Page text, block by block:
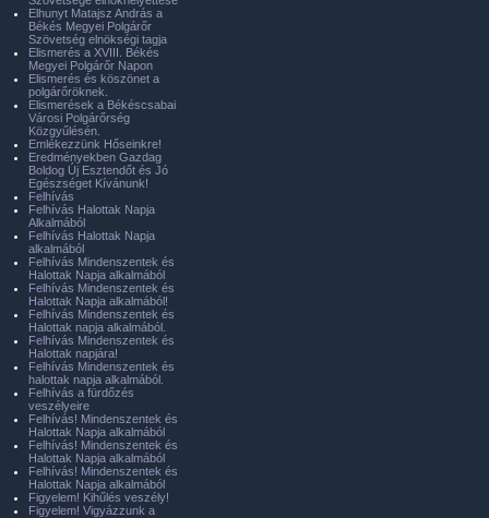
Elhunyt Matajsz András a
Békés Megyei Polgárőr
Szövetség elnökségi tagja
Elismerés a XVIII. Békés
Megyei Polgárőr Napon
Elismerés és köszönet a
polgárőröknek.
Elismerések a Békéscsabai
Városi Polgárőrség
Közgyűlésén.
Emlékezzünk Hőseinkre!
Eredményekben Gazdag
Boldog Új Esztendőt és Jó
Egészséget Kívánunk!
Felhívás
Felhívás Halottak Napja
Alkalmából
Felhívás Halottak Napja
alkalmából
Felhívás Mindenszentek és
Halottak Napja alkalmából
Felhívás Mindenszentek és
Halottak Napja alkalmából!
Felhívás Mindenszentek és
Halottak napja alkalmából.
Felhívás Mindenszentek és
Halottak napjára!
Felhívás Mindenszentek és
halottak napja alkalmából.
Felhívás a fürdőzés
veszélyeire
Felhívás! Mindenszentek és
Halottak Napja alkalmából
Felhívás! Mindenszentek és
Halottak Napja alkalmából
Felhívás! Mindenszentek és
Halottak Napja alkalmából
Figyelem! Kihűlés veszély!
Figyelem! Vigyázzunk a